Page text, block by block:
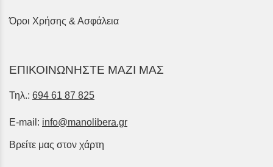
Όροι Χρήσης & Ασφάλεια
ΕΠΙΚΟΙΝΩΝΗΣΤΕ ΜΑΖΙ ΜΑΣ
Τηλ.: 694 61 87 825
E-mail: info@manolibera.gr
Βρείτε μας στον χάρτη